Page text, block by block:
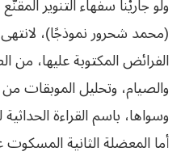
(محمد شحرور نموذجًا)،
الفرائض المكتوبة عليها، من
والصيام، وتحليل الموبقات من
وسواها، باسم القراءة الحداثية
أما المعضلة الثانية المسكوت